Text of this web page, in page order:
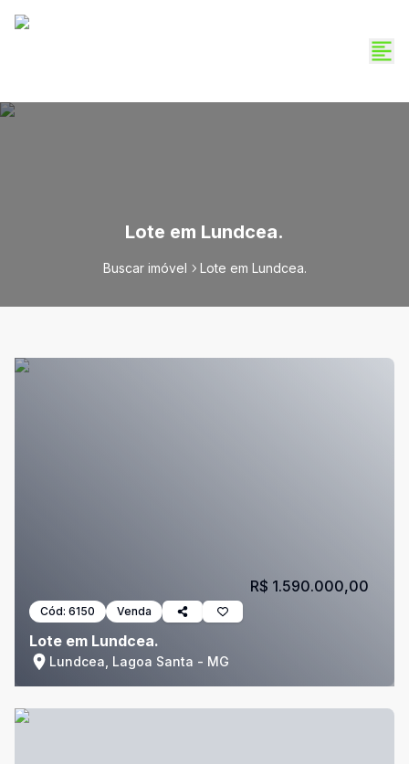
Lote em Lundcea.
Buscar imóvel Lote em Lundcea.
Cód: 6150 Venda
Lote em Lundcea.
Lundcea, Lagoa Santa - MG
R$ 1.590.000,00